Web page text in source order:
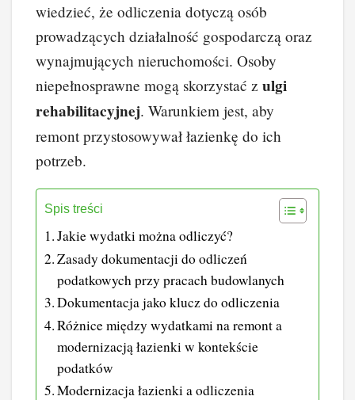
wiedzieć, że odliczenia dotyczą osób
prowadzących działalność gospodarczą oraz
wynajmujących nieruchomości. Osoby
niepełnosprawne mogą skorzystać z ulgi
rehabilitacyjnej. Warunkiem jest, aby
remont przystosowywał łazienkę do ich
potrzeb.
Spis treści
Jakie wydatki można odliczyć?
Zasady dokumentacji do odliczeń
podatkowych przy pracach budowlanych
Dokumentacja jako klucz do odliczenia
Różnice między wydatkami na remont a
modernizacją łazienki w kontekście
podatków
Modernizacja łazienki a odliczenia